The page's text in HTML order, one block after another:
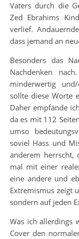
Vaters durch die
Zed Ebrahims
verlief.
dass jemand an
Besonders das
Nachdenken
minderwertig
sollte diese Worte
Daher empfände
da es mit 112
umso
soviel Hass und
anderem herrscht,
mal mit einer
eine andere und
Extremismus zeigt
sondern auf jeden
Was ich allerdings
Cover den